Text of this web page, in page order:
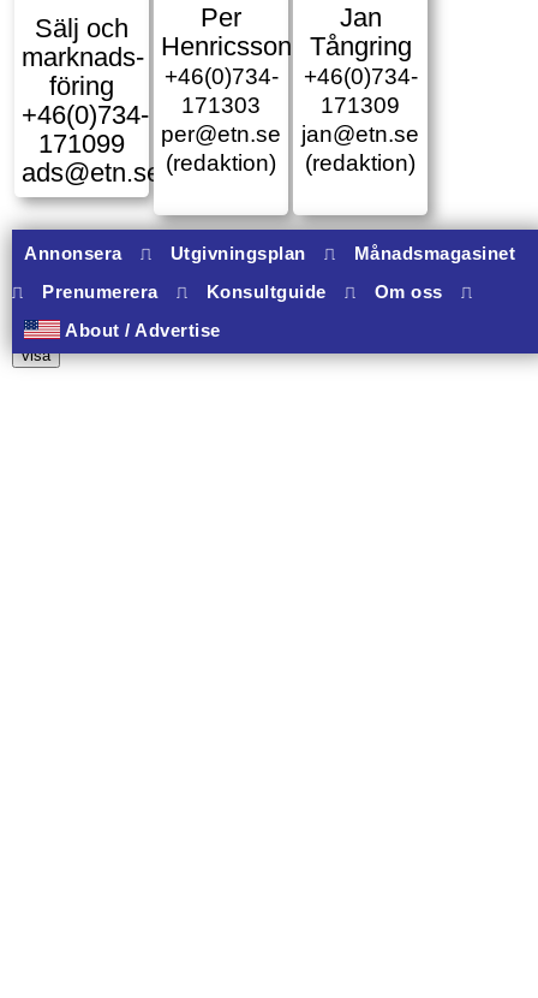
Sälj och
marknads­
föring
+46(0)734-
171099
ads@etn.se
Per
Henricsson
+46(0)734-
171303
per@etn.se
(redaktion)
Jan
Tångring
+46(0)734-
171309
jan@etn.se
(redaktion)
Annonsera ⎍ Utgivningsplan ⎍
Månadsmagasinet
⎍
Prenumerera ⎍ Konsultguide ⎍ Om oss
⎍
About / Advertise
10 banners varav 10 har onclick.